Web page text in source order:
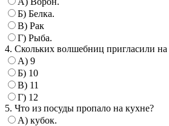
Б) Белка.
В) Рак
Г) Рыба.
4. Скольких волшебниц пригласили на
А) 9
Б) 10
В) 11
Г) 12
5. Что из посуды пропало на кухне?
А) кубок.